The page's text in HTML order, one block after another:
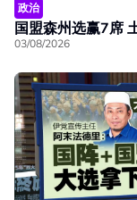
政治
国盟森州选赢7席
03/08/2026